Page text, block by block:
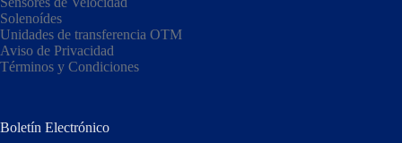
Solenoídes
Unidades de transferencia OTM
Aviso de Privacidad
Términos y Condiciones
Boletín Electrónico